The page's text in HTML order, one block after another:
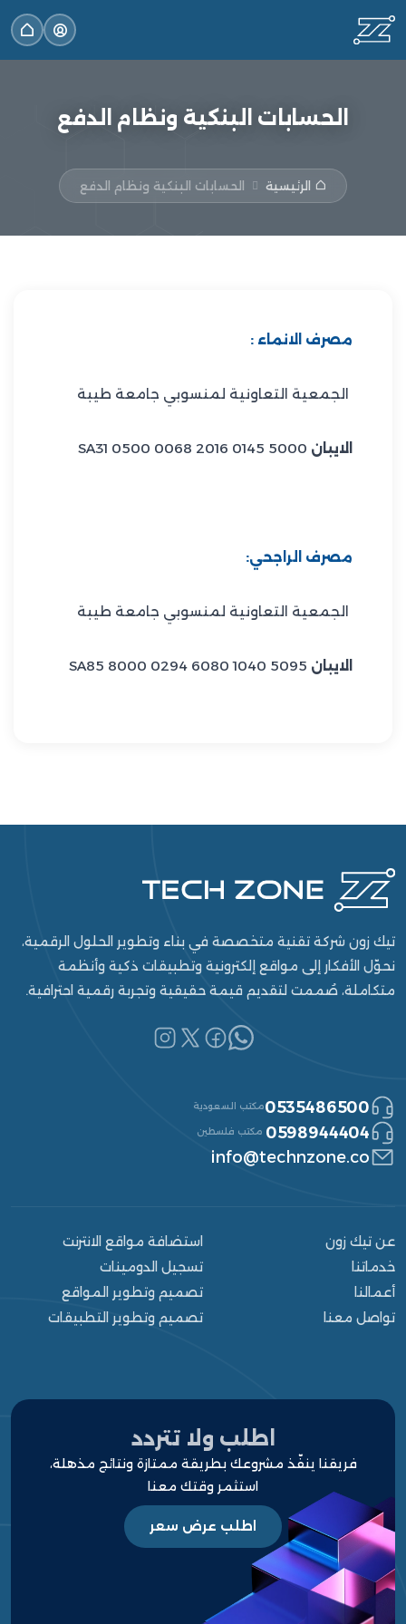
أعمالنا
مشاريعنا
قالوا عنا
الحسابات البنكية ونظام الدفع
الرئيسية الحسابات البنكية ونظام الدفع
مصرف الانماء :
الجمعية التعاونية لمنسوبي جامعة طيبة
الايبان
مصرف الراجحي:
الجمعية التعاونية لمنسوبي جامعة طيبة
الايبان SA85 8000 0294 6080 1040 5095
تيك زون شركة تقنية متخصصة في بناء وتطوير الحلول الرقمية،
نحوّل الأفكار إلى مواقع إلكترونية وتطبيقات ذكية وأنظمة
متكاملة، صُممت لتقديم قيمة حقيقية وتجربة رقمية احترافية.
0535486500مكتب السعودية
0598944404 مكتب فلسطين
info@technzone.co
عن تيك زون
خدماتنا
أعمالنا
تواصل معنا
استضافة مواقع الانترنت
تسجيل الدومينات
تصميم وتطوير المواقع
تصميم وتطوير التطبيقات
اطلب ولا تتردد
فريقنا ينفّذ مشروعك بطريقة ممتازة ونتائج مذهلة،
استثمر وقتك معنا
اطلب عرض سعر